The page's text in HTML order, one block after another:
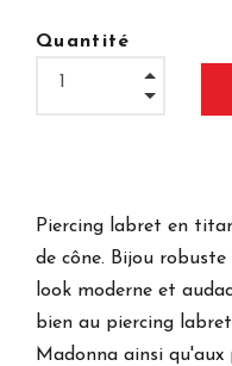
Quantité
Piercing labret en
de cône. Bijou
look moderne et
bien au piercing
Madonna ainsi